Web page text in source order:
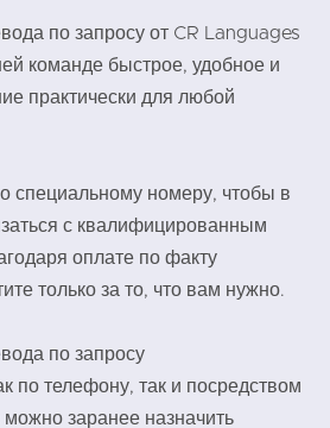
по запросу от CR Languages
команде быстрое, удобное и
практически для любой
специальному номеру, чтобы в
с квалифицированным
оплате по факту
только за то, что вам нужно.
по запросу
по телефону, так и посредством
заранее назначить